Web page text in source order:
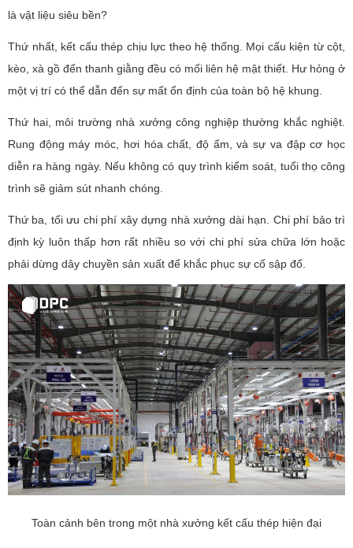
là vật liệu siêu bền?
Thứ nhất, kết cấu thép chịu lực theo hệ thống. Mọi cấu kiện từ cột,
kèo, xà gồ đến thanh giằng đều có mối liên hệ mật thiết. Hư hỏng ở
một vị trí có thể dẫn đến sự mất ổn định của toàn bộ hệ khung.
Thứ hai, môi trường nhà xưởng công nghiệp thường khắc nghiệt.
Rung động máy móc, hơi hóa chất, độ ẩm, và sự va đập cơ học
diễn ra hàng ngày. Nếu không có quy trình kiểm soát, tuổi thọ công
trình sẽ giảm sút nhanh chóng.
Thứ ba, tối ưu chi phí xây dựng nhà xưởng dài hạn. Chi phí bảo trì
định kỳ luôn thấp hơn rất nhiều so với chi phí sửa chữa lớn hoặc
phải dừng dây chuyền sản xuất để khắc phục sự cố sập đổ.
Toàn cảnh bên trong một nhà xưởng kết cấu thép hiện đại